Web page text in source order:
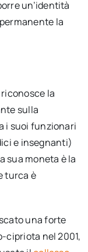
un’identità
la
la
sulla
i suoi funzionari
e insegnanti)
sua moneta è la
turca è
una forte
cipriota nel 2001,